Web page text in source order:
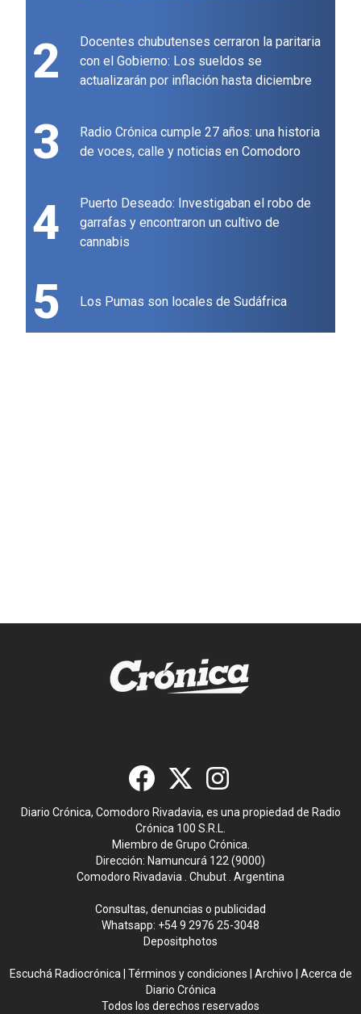
2
Docentes chubutenses cerraron la paritaria
con el Gobierno: Los sueldos se
actualizarán por inflación hasta diciembre
3
Radio Crónica cumple 27 años: una historia
de voces, calle y noticias en Comodoro
4
Puerto Deseado: Investigaban el robo de
garrafas y encontraron un cultivo de
cannabis
5 Los Pumas son locales de Sudáfrica
Diario Crónica, Comodoro Rivadavia, es una propiedad de Radio
Crónica 100 S.R.L.
Miembro de Grupo Crónica.
Dirección: Namuncurá 122 (9000)
Comodoro Rivadavia . Chubut . Argentina
Consultas, denuncias o publicidad
Whatsapp: +54 9 2976 25-3048
Depositphotos
Escuchá Radiocrónica Términos y condiciones Archivo
Acerca de
Diario Crónica
Todos los derechos reservados